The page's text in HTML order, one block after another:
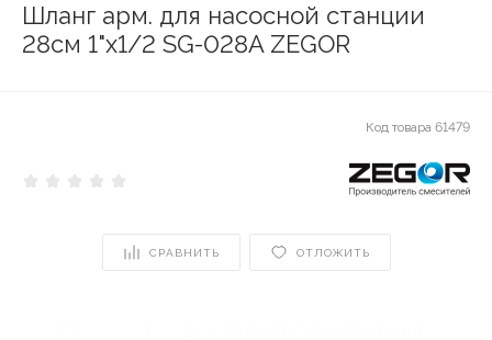
Шланг арм. для насосной станции
28см 1"х1/2 SG-028A ZEGOR
Код товара 61479
СРАВНИТЬ ОТЛОЖИТЬ